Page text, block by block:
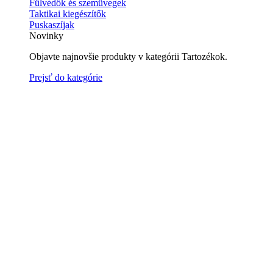
Fülvédők és szemüvegek
Taktikai kiegészítők
Puskaszíjak
Novinky
Objavte najnovšie produkty v kategórii Tartozékok.
Prejsť do kategórie